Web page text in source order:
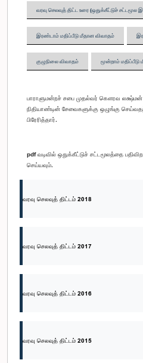
வரவு செலவுத் திட்ட உரை (ஒதுக்கீட்டுச் சட்டமூல
இரண்டாம் மதிப்பீடு மீதான விவாதம்
குழுநிலை விவாதம் மூன்றாம் மதிப்பீடு
பாராளுமன்றச் சபை முதல்வர் கௌரவ
நிதியாண்டின் சேவைகளுக்கு ஒழுங்கு
பிரேரித்தார்.
pdf வடிவில் ஒதுக்கீட்டுச் சட்டமூலத்தை
செய்யவும்.
வரவு செலவுத் திட்டம் 2018
வரவு செலவுத் திட்டம் 2017
வரவு செலவுத் திட்டம் 2016
வரவு செலவுத் திட்டம் 2015